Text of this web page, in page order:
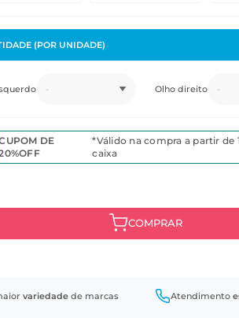
(POR UNIDADE)
- Olho direito -
DE
*Válido na compra a partir de
caixa
variedadede marcas Atendimento